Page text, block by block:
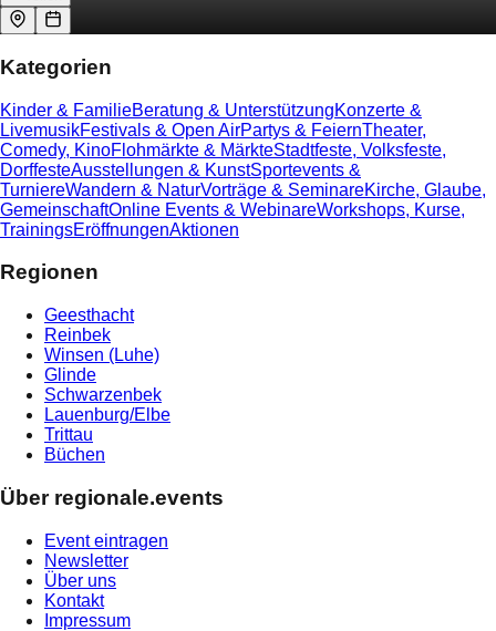
Kategorien
Kinder & FamilieBeratung & UnterstützungKonzerte &
LivemusikFestivals & Open AirPartys & FeiernTheater,
Comedy, KinoFlohmärkte & MärkteStadtfeste, Volksfeste,
DorffesteAusstellungen & KunstSportevents &
TurniereWandern & NaturVorträge & SeminareKirche, Glaube,
GemeinschaftOnline Events & WebinareWorkshops, Kurse,
TrainingsEröffnungenAktionen
Regionen
Geesthacht
Reinbek
Winsen (Luhe)
Glinde
Schwarzenbek
Lauenburg/Elbe
Trittau
Büchen
Über regionale.events
Event eintragen
Newsletter
Über uns
Kontakt
Impressum